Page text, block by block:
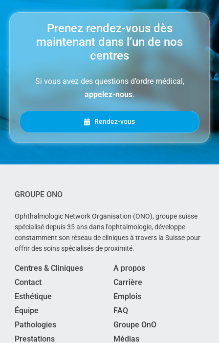
Prenez rendez-vous dès
maintenant dans l’un de nos
centres
Si vous avez des questions d’ordre médical,
appelez-nous.
Rendez-vous
GROUPE ONO
Ophthalmologic Network Organisation (ONO), groupe suisse
spécialisé depuis 35 ans dans l’ophtalmologie, développe
constamment son réseau de cliniques à travers la Suisse pour
offrir des soins spécialisés de proximité.
Centres & Cliniques
Contact
Esthétique
Équipe
Pathologies
Prestations
A propos
Carrière
Emplois
FAQ
Groupe OnO
Médias